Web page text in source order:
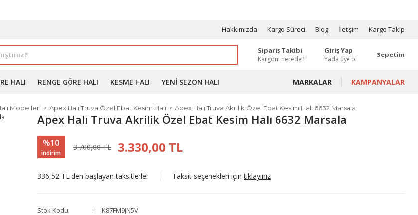
Hakkımızda Kargo Süreci Blog İletişim Kargo Takip
Sipariş Takibi
Kargom nerede?
Giriş Yap
Yada üye ol
Sepetim
HALI RENGE GÖRE HALI KESME HALI YENI SEZON HALI MARKALAR KAMPANYALAR
Modelleri Apex Halı Truva Özel Ebat Kesim Halı Apex Halı Truva Akrilik Özel Ebat Kesim Halı 6632 Marsala
Apex Halı Truva Akrilik Özel Ebat Kesim Halı 6632 Marsala
%10
indirim
3.700,00 TL 3.330,00 TL
336,52 TL den başlayan taksitlerle! Taksit seçenekleri içintıklayınız
Stok Kodu
K87FM9JN5V